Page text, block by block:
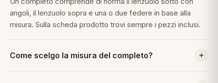
angoli, il lenzuolo sopra e una o due federe in base alla
misura. Sulla scheda prodotto trovi sempre i pezzi inclusi.
Come scelgo la misura del completo?